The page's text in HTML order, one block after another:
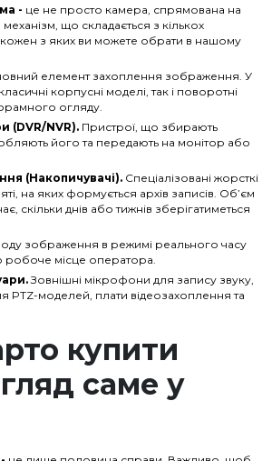
- це не просто камера, спрямована на
що складається з кількох
кожен з яких ви можете обрати в нашому
елемент захоплення зображення. У
корпусні моделі, так і поворотні
огляду.
(DVR/NVR). Пристрої, що збирають
його та передають на монітор або
(Накопичувачі). Спеціалізовані жорсткі
на яких формується архів записів. Об’єм
скільки днів або тижнів зберігатиметься
зображення в режимі реального часу
місце оператора.
Зовнішні мікрофони для запису звуку,
PTZ-моделей, плати відеозахоплення та
купити
саме у